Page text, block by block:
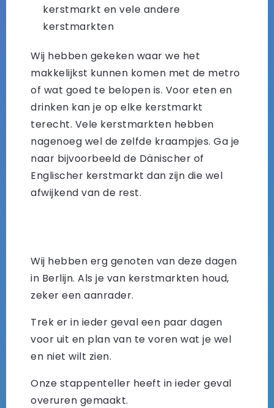
kerstmarkt en vele andere
kerstmarkten
Wij hebben gekeken waar we het
makkelijkst kunnen komen met de metro
of wat goed te belopen is. Voor eten en
drinken kan je op elke kerstmarkt
terecht. Vele kerstmarkten hebben
nagenoeg wel de zelfde kraampjes. Ga je
naar bijvoorbeeld de Dänischer of
Englischer kerstmarkt dan zijn die wel
afwijkend van de rest.
Wij hebben erg genoten van deze dagen
in Berlijn. Als je van kerstmarkten houd,
zeker een aanrader.
Trek er in ieder geval een paar dagen
voor uit en plan van te voren wat je wel
en niet wilt zien.
Onze stappenteller heeft in ieder geval
overuren gemaakt.